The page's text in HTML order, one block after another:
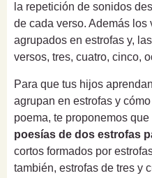
la repetición de sonidos
de cada verso. Además los
agrupados en estrofas y,
versos, tres, cuatro, cinco,
Para que tus hijos
agrupan en estrofas y
poema, te proponemos
poesías de dos estrofas
cortos formados por
también, estrofas de tres y